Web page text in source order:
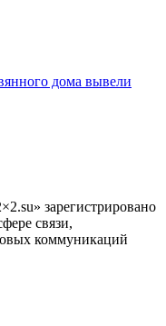
дома вывели
зарегистрировано
связи,
коммуникаций